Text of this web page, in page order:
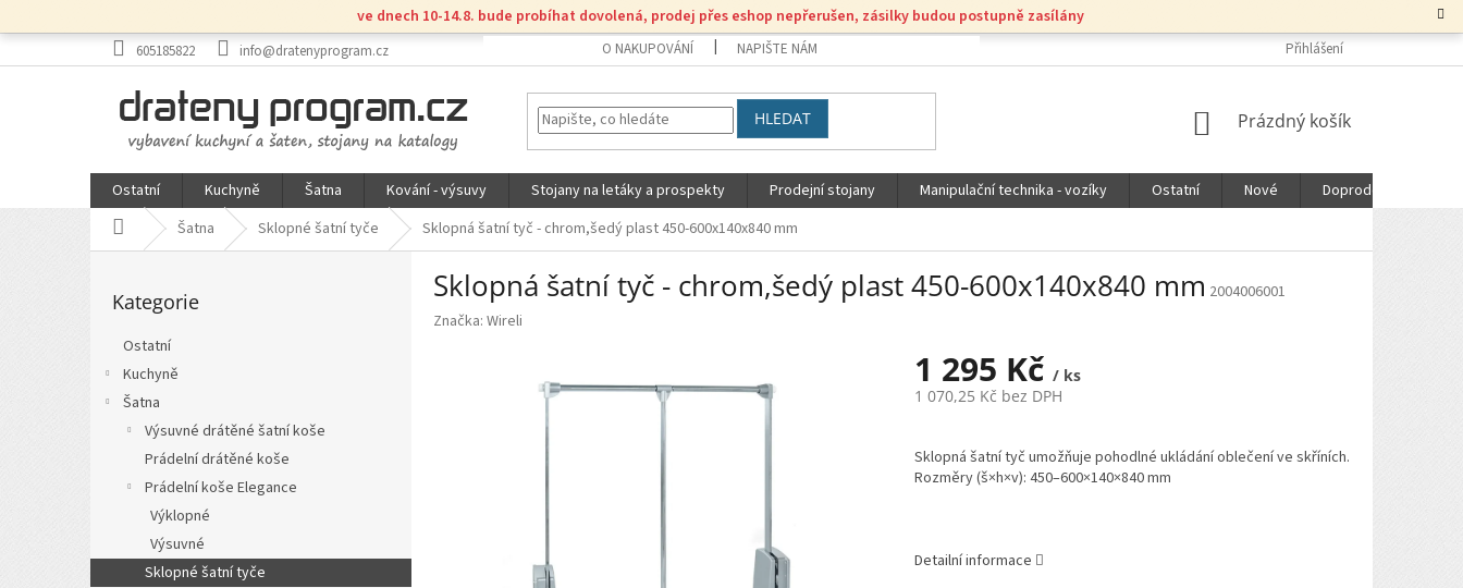
na
ve dnech 10-14.8. bude probíhat dovolená, prodej přes eshop nepřerušen, zásilky budou postupně zasílány
605185822 info@dratenyprogram.cz O NAKUPOVÁNÍ NAPIŠTE NÁM Přihlášení
HLEDAT
NÁKUPNÍ
Prázdný košík
Ostatní Kuchyně Šatna Kování - výsuvy Stojany na letáky a prospekty Prodejní stojany Manipulační technika - vozíky Ostatní Nové Doprodej
Domů Šatna Sklopné šatní tyče Sklopná šatní tyč - chrom,šedý plast 450-600x140x840 mm
P
kategorie
Kategorie
Ostatní
Kuchyně
Šatna
Výsuvné drátěné šatní koše
Prádelní drátěné koše
Prádelní koše Elegance
Výklopné
Výsuvné
Sklopné šatní tyče
Sklopná šatní tyč - chrom,šedý plast 450-600x140x840 mm 2004006001
Značka: Wireli
1 295 Kč / ks
1 070,25 Kč bez DPH
cena:
Sklopná šatní tyč umožňuje pohodlné ukládání oblečení ve skříních.
Rozměry (š×h×v): 450–600×140×840 mm
Detailní informace